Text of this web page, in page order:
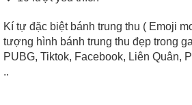
Kí tự đặc biệt bánh trung thu ( Emoji
tượng hình bánh trung thu đẹp trong
PUBG, Tiktok, Facebook, Liên Quân,
..